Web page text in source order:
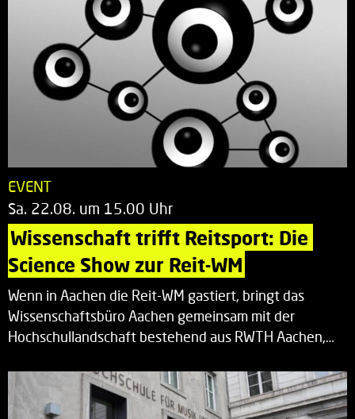
EVENT
Sa. 22.08. um 15.00 Uhr
Wissenschaft trifft Reitsport: Die
Science Show zur Reit-WM
Wenn in Aachen die Reit-WM gastiert, bringt das
Wissenschaftsbüro Aachen gemeinsam mit der
Hochschullandschaft bestehend aus RWTH Aachen,…